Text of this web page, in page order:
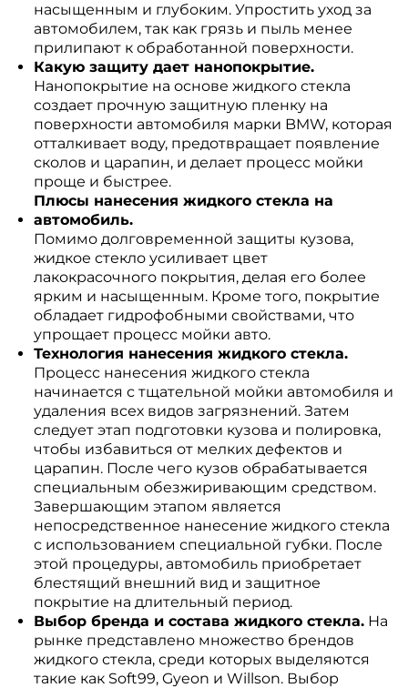
насыщенным и глубоким. Упростить уход за
автомобилем, так как грязь и пыль менее
прилипают к обработанной поверхности.
Какую защиту дает нанопокрытие.
Нанопокрытие на основе жидкого стекла
создает прочную защитную пленку на
поверхности автомобиля марки BMW, которая
отталкивает воду, предотвращает появление
сколов и царапин, и делает процесс мойки
проще и быстрее.
Плюсы нанесения жидкого стекла на
автомобиль.
Помимо долговременной защиты кузова,
жидкое стекло усиливает цвет
лакокрасочного покрытия, делая его более
ярким и насыщенным. Кроме того, покрытие
обладает гидрофобными свойствами, что
упрощает процесс мойки авто.
Технология нанесения жидкого стекла.
Процесс нанесения жидкого стекла
начинается с тщательной мойки автомобиля и
удаления всех видов загрязнений. Затем
следует этап подготовки кузова и полировка,
чтобы избавиться от мелких дефектов и
царапин. После чего кузов обрабатывается
специальным обезжиривающим средством.
Завершающим этапом является
непосредственное нанесение жидкого стекла
с использованием специальной губки. После
этой процедуры, автомобиль приобретает
блестящий внешний вид и защитное
покрытие на длительный период.
Выбор бренда и состава жидкого стекла.На
рынке представлено множество брендов
жидкого стекла, среди которых выделяются
такие как Soft99, Gyeon и Willson. Выбор